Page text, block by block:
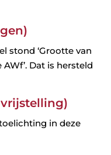
stond ‘Grootte van
Dat is hersteld
in deze